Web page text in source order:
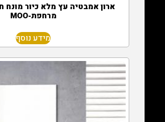
ארון אמבטיה עץ מלא כיור מונח
מרחפת-MOO
מידע נוסף